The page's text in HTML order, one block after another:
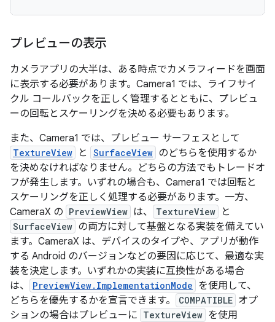
プレビューの表示
カメラアプリの大半は、ある時点でカメラフィードを画面
に表示する必要があります。Camera1 では、ライフサイ
クル コールバックを正しく管理するとともに、プレビュ
ーの回転とスケーリングを決める必要もあります。
また、Camera1 では、プレビュー サーフェスとして
TextureView と SurfaceView のどちらを使用するか
を決めなければなりません。どちらの方法でもトレードオ
フが発生します。いずれの場合も、Camera1 では回転と
スケーリングを正しく処理する必要があります。一方、
CameraX の PreviewView は、 TextureView と
SurfaceView の両方に対して基盤となる実装を備えてい
ます。CameraX は、デバイスのタイプや、アプリが動作
する Android のバージョンなどの要因に応じて、最適な実
装を決定します。いずれかの実装に互換性がある場合
は、
PreviewView.ImplementationMode を使用して、
どちらを優先するかを宣言できます。
COMPATIBLE オプ
ションの場合はプレビューに TextureView を使用